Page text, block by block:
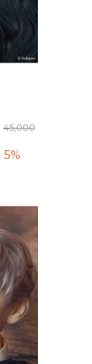
45,000
5%